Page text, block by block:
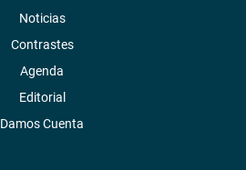
Noticias
Contrastes
Agenda
Editorial
Damos Cuenta